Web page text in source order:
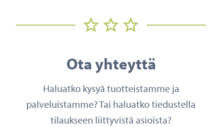
Ota yhteyttä
Haluatko kysyä tuotteistamme ja
palveluistamme? Tai haluatko tiedustella
tilaukseen liittyvistä asioista?